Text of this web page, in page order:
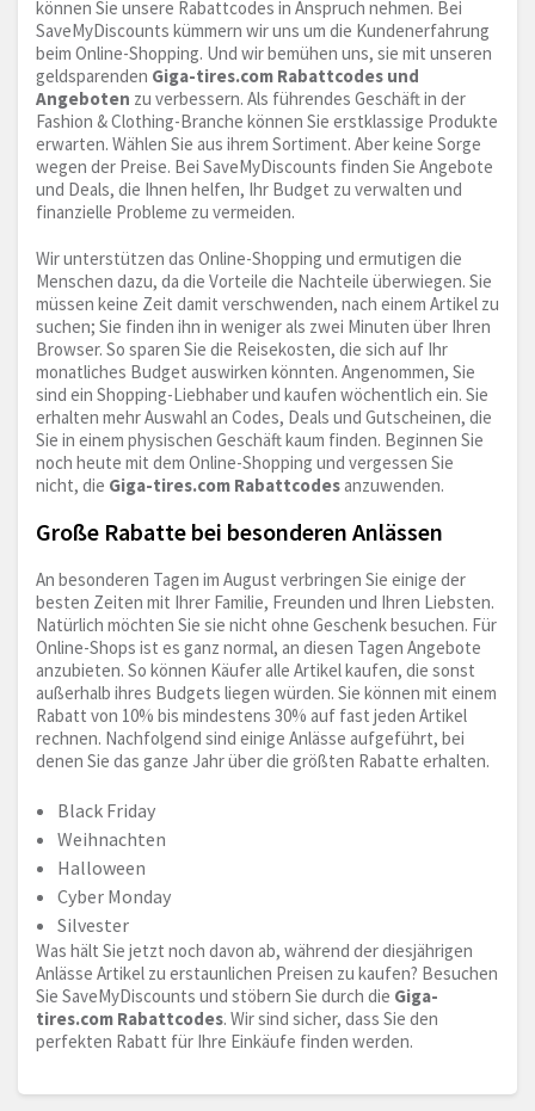
können Sie unsere Rabattcodes in Anspruch nehmen. Bei
SaveMyDiscounts kümmern wir uns um die Kundenerfahrung
beim Online-Shopping. Und wir bemühen uns, sie mit unseren
geldsparenden Giga-tires.com Rabattcodes und
Angeboten zu verbessern. Als führendes Geschäft in der
Fashion & Clothing-Branche können Sie erstklassige Produkte
erwarten. Wählen Sie aus ihrem Sortiment. Aber keine Sorge
wegen der Preise. Bei SaveMyDiscounts finden Sie Angebote
und Deals, die Ihnen helfen, Ihr Budget zu verwalten und
finanzielle Probleme zu vermeiden.
Wir unterstützen das Online-Shopping und ermutigen die
Menschen dazu, da die Vorteile die Nachteile überwiegen. Sie
müssen keine Zeit damit verschwenden, nach einem Artikel zu
suchen; Sie finden ihn in weniger als zwei Minuten über Ihren
Browser. So sparen Sie die Reisekosten, die sich auf Ihr
monatliches Budget auswirken könnten. Angenommen, Sie
sind ein Shopping-Liebhaber und kaufen wöchentlich ein. Sie
erhalten mehr Auswahl an Codes, Deals und Gutscheinen, die
Sie in einem physischen Geschäft kaum finden. Beginnen Sie
noch heute mit dem Online-Shopping und vergessen Sie
nicht, die Giga-tires.com Rabattcodes anzuwenden.
Große Rabatte bei besonderen Anlässen
An besonderen Tagen im August verbringen Sie einige der
besten Zeiten mit Ihrer Familie, Freunden und Ihren Liebsten.
Natürlich möchten Sie sie nicht ohne Geschenk besuchen. Für
Online-Shops ist es ganz normal, an diesen Tagen Angebote
anzubieten. So können Käufer alle Artikel kaufen, die sonst
außerhalb ihres Budgets liegen würden. Sie können mit einem
Rabatt von 10% bis mindestens 30% auf fast jeden Artikel
rechnen. Nachfolgend sind einige Anlässe aufgeführt, bei
denen Sie das ganze Jahr über die größten Rabatte erhalten.
Black Friday
Weihnachten
Halloween
Cyber Monday
Silvester
Was hält Sie jetzt noch davon ab, während der diesjährigen
Anlässe Artikel zu erstaunlichen Preisen zu kaufen? Besuchen
Sie SaveMyDiscounts und stöbern Sie durch die Giga-
tires.com Rabattcodes. Wir sind sicher, dass Sie den
perfekten Rabatt für Ihre Einkäufe finden werden.